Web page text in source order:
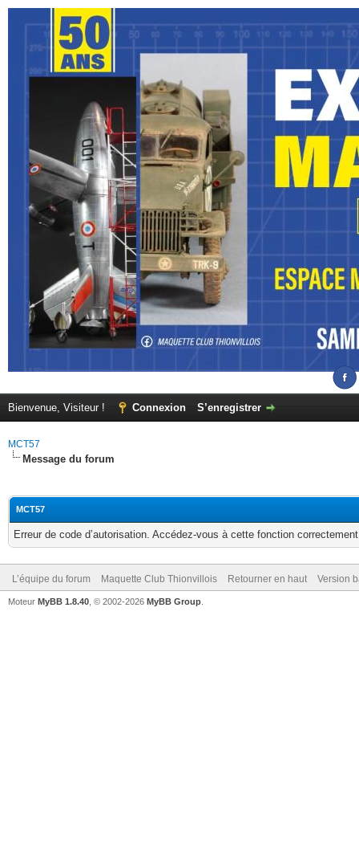
Bienvenue, Visiteur ! Connexion S’enregistrer
MCT57
Message du forum
MCT57
Erreur de code d’autorisation. Accédez-vous à cette fonction
L’équipe du forum Maquette Club Thionvillois Retourner en haut Version
Moteur MyBB 1.8.40 , © 2002-2026 MyBB Group